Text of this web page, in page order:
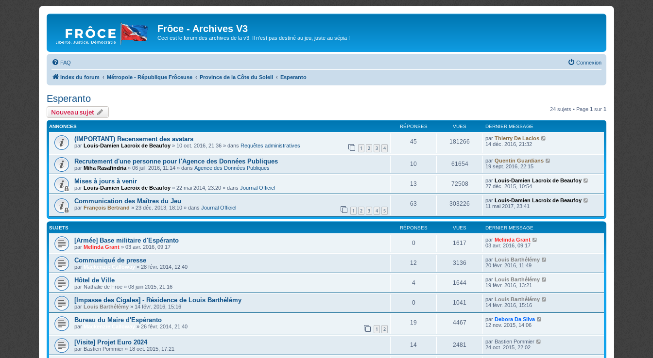
Frôce - Archives V3
Ceci est le forum des archives de la v3. Il n'est pas destiné au jeu, juste au sépia !
FAQ Connexion
Index du forum Métropole - République Frôceuse Province de la Côte du Soleil Esperanto
Esperanto
Nouveau sujet 24 sujets • Page 1 sur 1
ANNONCES RÉPONSES VUES DERNIER MESSAGE
(IMPORTANT) Recensement des avatars
par Louis-Damien Lacroix de Beaufoy » 10 oct. 2016, 21:36 » dans Requêtes administratives 1 2 3 4
45 181266 par Thierry De Laclos
14 déc. 2016, 21:32
Recrutement d'une personne pour l'Agence des Données Publiques
par Miha Rasafindria » 06 juil. 2016, 11:14 » dans Agence des Données Publiques
10 61654 par Quentin Guardians
19 sept. 2016, 22:15
Mises à jours à venir
par Louis-Damien Lacroix de Beaufoy » 22 mai 2014, 23:20 » dans Journal Officiel
13 72508 par Louis-Damien Lacroix de Beaufoy
27 déc. 2015, 10:54
Communication des Maîtres du Jeu
par François Bertrand » 23 déc. 2013, 18:10 » dans Journal Officiel 1 2 3 4 5
63 303226 par Louis-Damien Lacroix de Beaufoy
11 mai 2017, 23:41
SUJETS RÉPONSES VUES DERNIER MESSAGE
[Armée] Base militaire d'Espéranto
par Melinda Grant » 03 avr. 2016, 09:17
0 1617 par Melinda Grant
03 avr. 2016, 09:17
Communiqué de presse
par Mackenzie Calloway » 28 févr. 2014, 12:40
12 3136 par Louis Barthélémy
20 févr. 2016, 11:49
Hôtel de Ville
par Nathalie de Froe » 08 juin 2015, 21:16
4 1644 par Louis Barthélémy
19 févr. 2016, 13:21
[Impasse des Cigales] - Résidence de Louis Barthélémy
par Louis Barthélémy » 14 févr. 2016, 15:16
0 1041 par Louis Barthélémy
14 févr. 2016, 15:16
Bureau du Maire d'Espéranto
par » 26 févr. 2014, 21:40 1 2
19 4467 par Debora Da Silva
12 nov. 2015, 14:06
[Visite] Projet Euro 2024
par Bastien Pommier » 18 oct. 2015, 17:21
14 2481 par Bastien Pommier
24 oct. 2015, 22:02